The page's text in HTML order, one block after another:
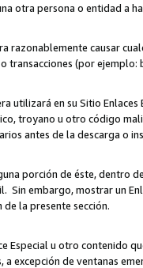
otra persona o entidad a
razonablemente causar
transacciones (por
utilizará en su Sitio
troyano u otro código
antes de la descarga
porción de éste,
Sin embargo, mostrar un
la presente sección.
Especial u otro contenido
a excepción de ventanas